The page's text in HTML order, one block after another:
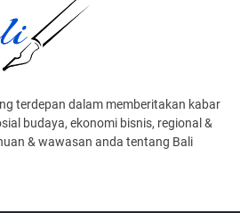
terdepan dalam memberitakan kabar
budaya, ekonomi bisnis, regional &
& wawasan anda tentang Bali